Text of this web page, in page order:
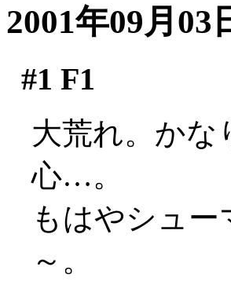
2001年09月03
#1 F1
大荒れ。かな
心…。
もはやシュ
～。